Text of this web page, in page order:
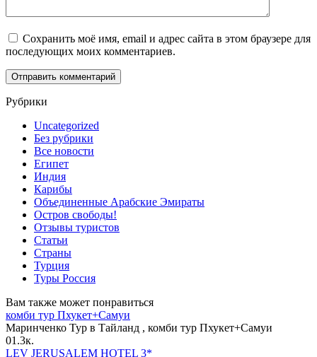
Сохранить моё имя, email и адрес сайта в этом браузере для
последующих моих комментариев.
Рубрики
Uncategorized
Без рубрики
Все новости
Египет
Индия
Карибы
Объединенные Арабские Эмираты
Остров свободы!
Отзывы туристов
Статьи
Страны
Турция
Туры Россия
Вам также может понравиться
комби тур Пхукет+Самуи
Маринченко Тур в Тайланд , комби тур Пхукет+Самуи
01.3к.
LEV JERUSALEM HOTEL 3*